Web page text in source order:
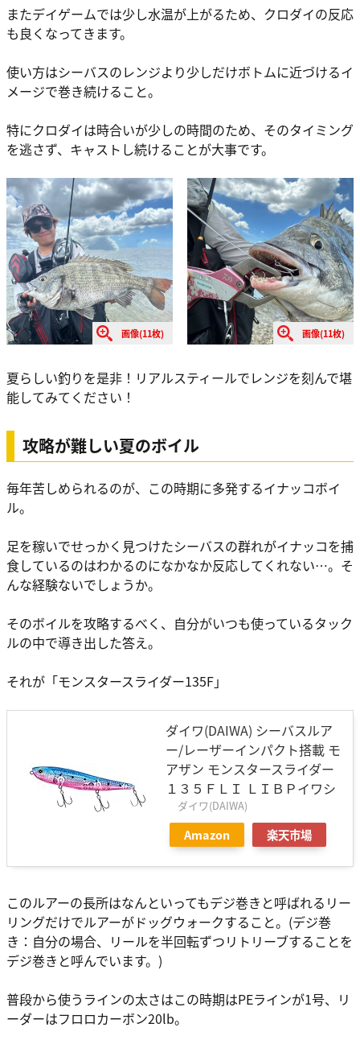
またデイゲームでは少し水温が上がるため、クロダイの反応
も良くなってきます。
使い方はシーバスのレンジより少しだけボトムに近づけるイ
メージで巻き続けること。
特にクロダイは時合いが少しの時間のため、そのタイミング
を逃さず、キャストし続けることが大事です。
画像(11枚) 画像(11枚)
夏らしい釣りを是非！リアルスティールでレンジを刻んで堪
能してみてください！
攻略が難しい夏のボイル
毎年苦しめられるのが、この時期に多発するイナッコボイ
ル。
足を稼いでせっかく見つけたシーバスの群れがイナッコを捕
食しているのはわかるのになかなか反応してくれない…。そ
んな経験ないでしょうか。
そのボイルを攻略するべく、自分がいつも使っているタック
ルの中で導き出した答え。
それが「モンスタースライダー135F」
ダイワ(DAIWA) シーバスルア
ー/レーザーインパクト搭載 モ
アザン モンスタースライダー
１３５ＦＬＩ ＬＩＢＰイワシ
ダイワ(DAIWA)
Amazon 楽天市場
このルアーの長所はなんといってもデジ巻きと呼ばれるリー
リングだけでルアーがドッグウォークすること。(デジ巻
き：自分の場合、リールを半回転ずつリトリーブすることを
デジ巻きと呼んでいます。)
普段から使うラインの太さはこの時期はPEラインが1号、リ
ーダーはフロロカーボン20lb。